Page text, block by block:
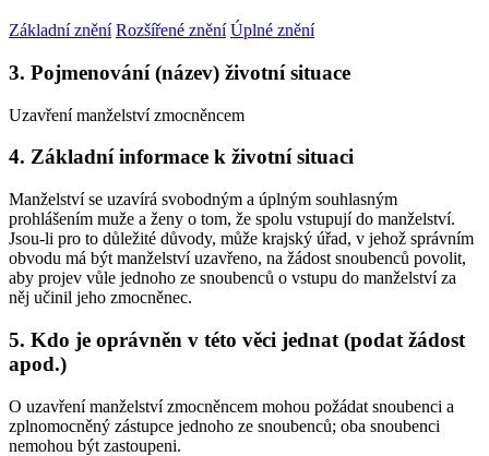
Základní znění Rozšířené znění Úplné znění
3. Pojmenování (název) životní situace
Uzavření manželství zmocněncem
4. Základní informace k životní situaci
Manželství se uzavírá svobodným a úplným souhlasným
prohlášením muže a ženy o tom, že spolu vstupují do manželství.
Jsou-li pro to důležité důvody, může krajský úřad, v jehož správním
obvodu má být manželství uzavřeno, na žádost snoubenců povolit,
aby projev vůle jednoho ze snoubenců o vstupu do manželství za
něj učinil jeho zmocněnec.
5. Kdo je oprávněn v této věci jednat (podat žádost
apod.)
O uzavření manželství zmocněncem mohou požádat snoubenci a
zplnomocněný zástupce jednoho ze snoubenců; oba snoubenci
nemohou být zastoupeni.